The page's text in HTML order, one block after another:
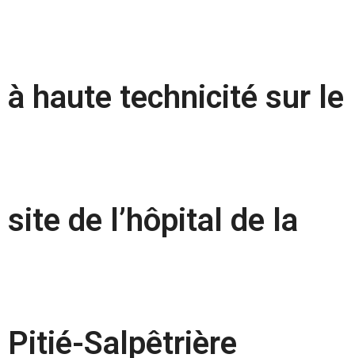
à haute technicité sur le
site de l’hôpital de la
Pitié-Salpêtrière